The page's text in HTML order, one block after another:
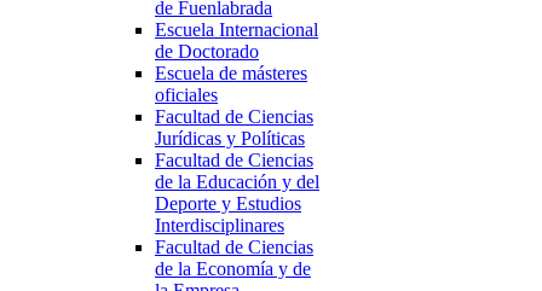
de Fuenlabrada
Escuela Internacional
de Doctorado
Escuela de másteres
oficiales
Facultad de Ciencias
Jurídicas y Políticas
Facultad de Ciencias
de la Educación y del
Deporte y Estudios
Interdisciplinares
Facultad de Ciencias
de la Economía y de